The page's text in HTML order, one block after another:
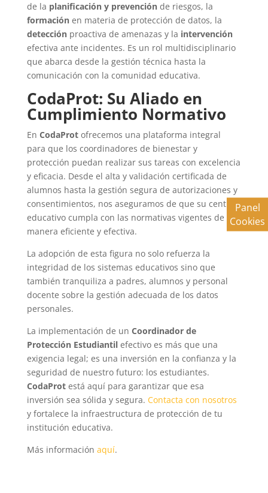
de la planificación y prevenciónde riesgos, la
formaciónen materia de protección de datos, la
detecciónproactiva de amenazas y la intervención
efectiva ante incidentes. Es un rol multidisciplinario
que abarca desde la gestión técnica hasta la
comunicación con la comunidad educativa.
CodaProt: Su Aliado en
Cumplimiento Normativo
En CodaProtofrecemos una plataforma integral
para que los coordinadores de bienestar y
protección puedan realizar sus tareas con excelencia
y eficacia. Desde el alta y validación certificada de
alumnos hasta la gestión segura de autorizaciones y
consentimientos, nos aseguramos de que su centro
educativo cumpla con las normativas vigentes de
manera eficiente y efectiva.
La adopción de esta figura no solo refuerza la
integridad de los sistemas educativos sino que
también tranquiliza a padres, alumnos y personal
docente sobre la gestión adecuada de los datos
personales.
La implementación de un Coordinador de
Protección Estudiantilefectivo es más que una
exigencia legal; es una inversión en la confianza y la
seguridad de nuestro futuro: los estudiantes.
CodaProtestá aquí para garantizar que esa
inversión sea sólida y segura. Contacta con nosotros
y fortalece la infraestructura de protección de tu
institución educativa.
Más información aquí.
Panel
Cookies